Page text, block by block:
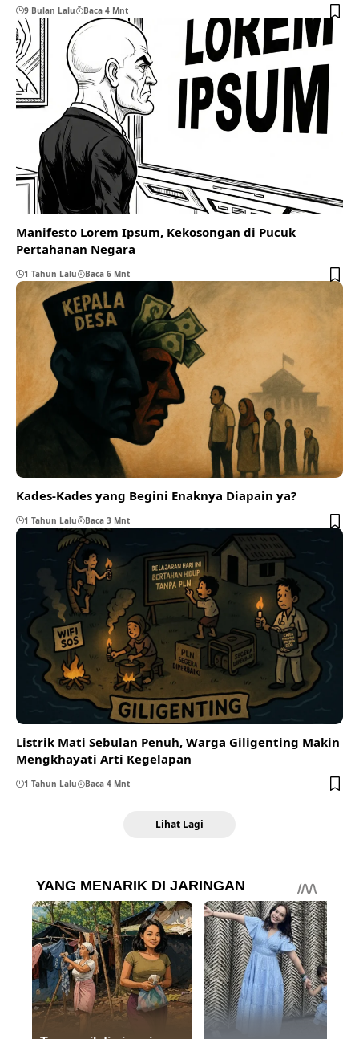
9 Bulan Lalu Baca 4 Mnt
Manifesto Lorem Ipsum, Kekosongan di Pucuk
Pertahanan Negara
1 Tahun Lalu Baca 6 Mnt
Kades-Kades yang Begini Enaknya Diapain ya?
1 Tahun Lalu Baca 3 Mnt
Listrik Mati Sebulan Penuh, Warga Giligenting Makin
Mengkhayati Arti Kegelapan
1 Tahun Lalu Baca 4 Mnt
Lihat Lagi